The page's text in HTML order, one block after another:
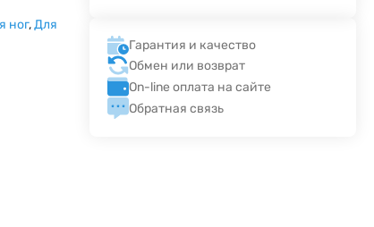
ног,Для
Гарантия и качество
Обмен или возврат
On-line оплата на сайте
Обратная связь